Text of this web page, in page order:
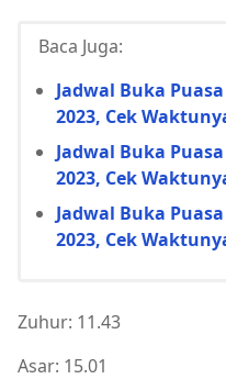
Baca Juga:
Jadwal Buka
2023, Cek
Jadwal Buka
2023, Cek
Jadwal Buka
2023, Cek
Zuhur: 11.43
Asar: 15.01